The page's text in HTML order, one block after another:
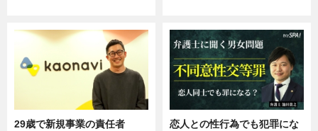
29歳で新規事業の責任者
恋人との性行為でも犯罪にな